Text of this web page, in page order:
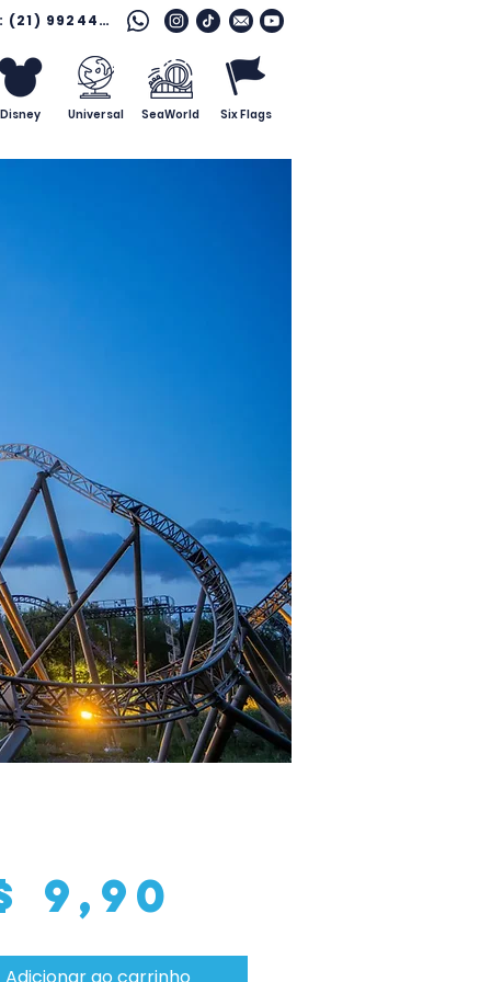
Fale com o especialista: (21) 99244 7796
Disney Universal SeaWorld Six Flags
9,90